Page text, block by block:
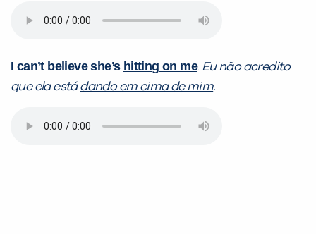
I can’t believe she’s hitting on me. Eu não acredito
que ela estádando em cima de mim.